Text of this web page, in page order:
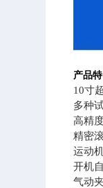
产品
10寸
多种
高精
精密
运动
开机
气动